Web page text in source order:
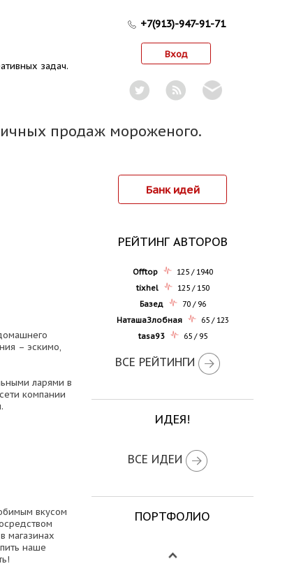
задач.
+7(913)-947-91-71
Вход
продаж мороженого.
– эскимо,
ларями в
компании
вкусом
магазинах
наше
Банк идей
РЕЙТИНГ АВТОРОВ
Offtop
125 / 1940
tixhel
125 / 150
Базед
70 / 96
НаташаЗлобная
65 / 123
tasa93
65 / 95
ВСЕ РЕЙТИНГИ
ИДЕЯ!
ВСЕ ИДЕИ
ПОРТФОЛИО